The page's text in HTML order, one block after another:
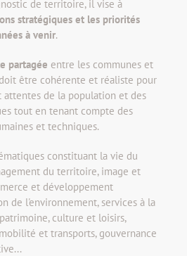
de territoire, il vise à
stratégiques et les priorités
à venir.
partagée entre les communes et
être cohérente et réaliste pour
attentes de la population et des
tout en tenant compte des
et techniques.
constituant la vie du
du territoire, image et
et développement
de l'environnement, services à la
culture et loisirs,
et transports, gouvernance